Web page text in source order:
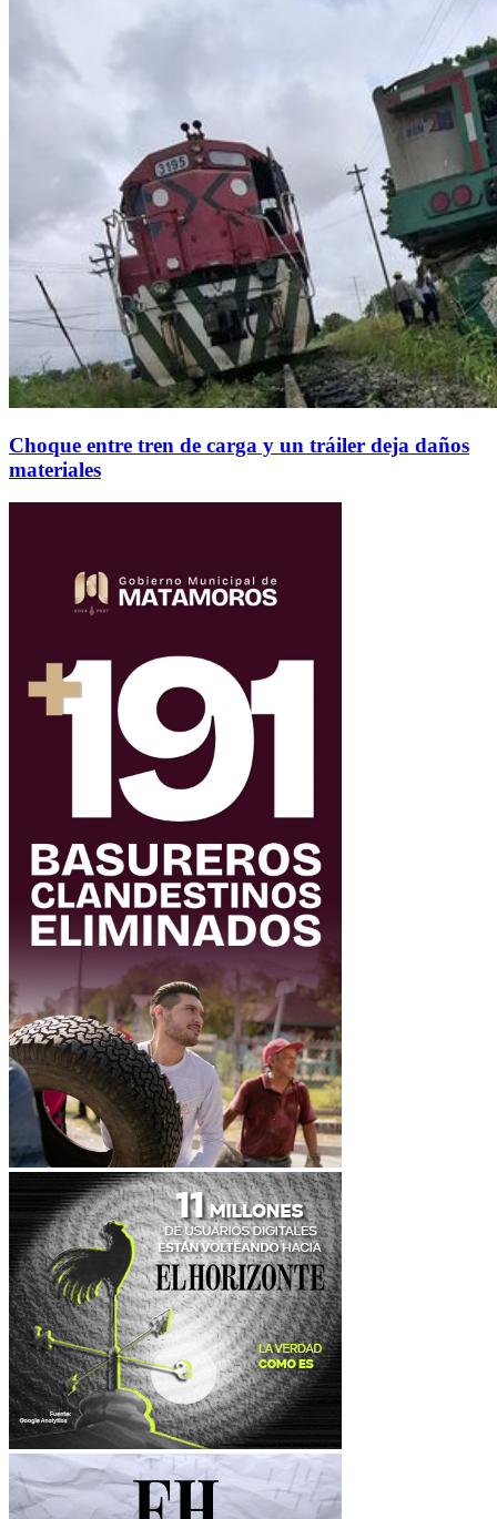
Choque entre tren de carga y un tráiler deja daños
materiales